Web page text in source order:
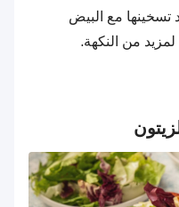
مع البيض
من النكهة.